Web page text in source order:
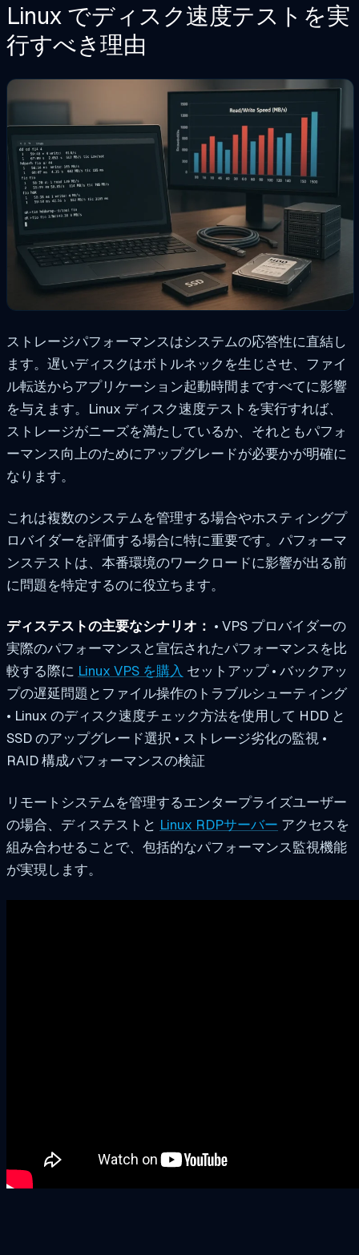
Linux でディスク速度テストを実
行すべき理由
ストレージパフォーマンスはシステムの応答性に直結し
ます。遅いディスクはボトルネックを生じさせ、ファイ
ル転送からアプリケーション起動時間まですべてに影響
を与えます。Linux ディスク速度テストを実行すれば、
ストレージがニーズを満たしているか、それともパフォ
ーマンス向上のためにアップグレードが必要かが明確に
なります。
これは複数のシステムを管理する場合やホスティングプ
ロバイダーを評価する場合に特に重要です。パフォーマ
ンステストは、本番環境のワークロードに影響が出る前
に問題を特定するのに役立ちます。
ディステストの主要なシナリオ： • VPS プロバイダーの
実際のパフォーマンスと宣伝されたパフォーマンスを比
較する際に Linux VPS を購入 セットアップ • バックアッ
プの遅延問題とファイル操作のトラブルシューティング
• Linux のディスク速度チェック方法を使用して HDD と
SSD のアップグレード選択 • ストレージ劣化の監視 •
RAID 構成パフォーマンスの検証
リモートシステムを管理するエンタープライズユーザー
の場合、ディステストと Linux RDPサーバー アクセスを
組み合わせることで、包括的なパフォーマンス監視機能
が実現します。